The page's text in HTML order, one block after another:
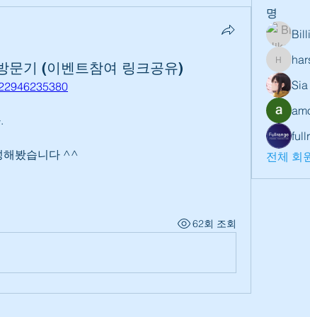
문기 (이벤트참여 링크공유)
해봤습니다 ^^
62회 조회
명
전체 회